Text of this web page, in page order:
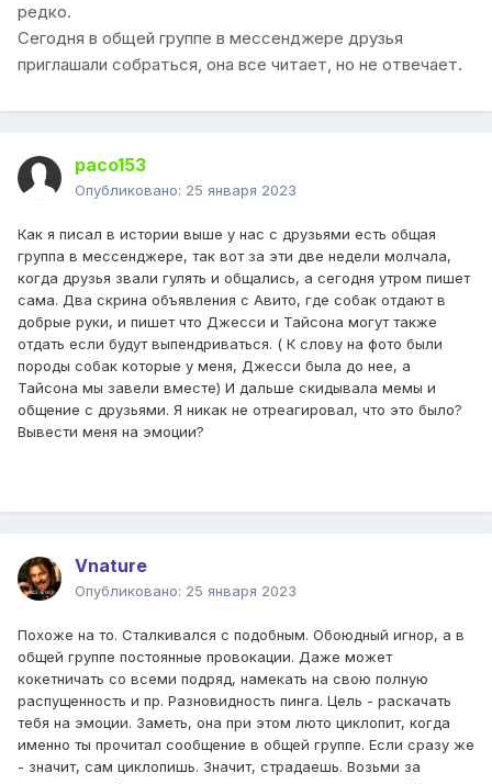
редко.
Сегодня в общей группе в мессенджере друзья
приглашали собраться, она все читает, но не отвечает.
paco153
Опубликовано: 25 января 2023
Как я писал в истории выше у нас с друзьями есть общая
группа в мессенджере, так вот за эти две недели молчала,
когда друзья звали гулять и общались, а сегодня утром пишет
сама. Два скрина объявления с Авито, где собак отдают в
добрые руки, и пишет что Джесси и Тайсона могут также
отдать если будут выпендриваться. ( К слову на фото были
породы собак которые у меня, Джесси была до нее, а
Тайсона мы завели вместе) И дальше скидывала мемы и
общение с друзьями. Я никак не отреагировал, что это было?
Вывести меня на эмоции?
Vnature
Опубликовано: 25 января 2023
Похоже на то. Сталкивался с подобным. Обоюдный игнор, а в
общей группе постоянные провокации. Даже может
кокетничать со всеми подряд, намекать на свою полную
распущенность и пр. Разновидность пинга. Цель - раскачать
тебя на эмоции. Заметь, она при этом люто циклопит, когда
именно ты прочитал сообщение в общей группе. Если сразу же
- значит, сам циклопишь. Значит, страдаешь. Возьми за